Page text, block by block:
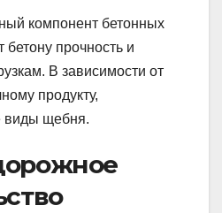
компонент бетонных
прочность и
В зависимости от
продукту,
виды щебня.